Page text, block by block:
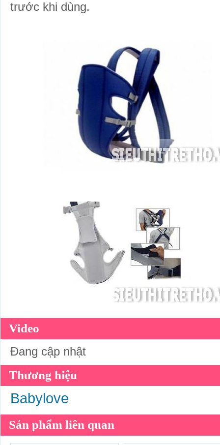
trước khi dùng.
Video
Đang cập nhật
Thương hiệu
Babylove
Sản phẩm liên quan